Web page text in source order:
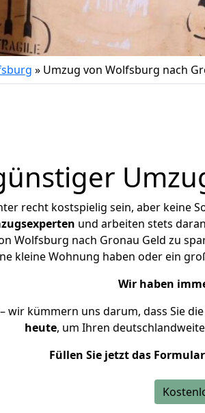
» Umzug von Wolfsburg nach
recht kostspielig sein, aber keine
und arbeiten stets
Wolfsburg nach Gronau Geld zu
kleine Wohnung haben oder ein
Wir haben
wir kümmern uns darum, dass Sie
heute, um Ihren
Füllen Sie jetzt das